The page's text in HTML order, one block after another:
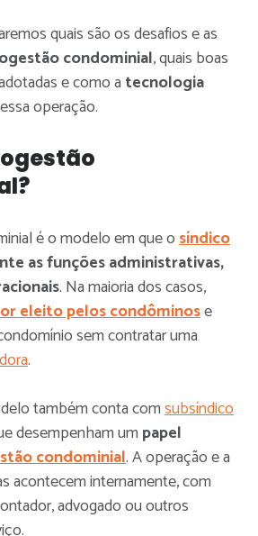
quais são os desafios e as
condominial, quais boas
e como a tecnologia
operação.
é o modelo em que osíndico
as funções administrativas,
. Na maioria dos casos,
eleito pelos condôminose
sem contratar uma
.
também conta comsubsíndico
desempenham um papel
condominial. A operação e a
acontecem internamente, com
advogado ou outros